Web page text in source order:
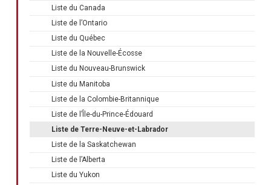
Liste du Canada
Liste de l’Ontario
Liste du Québec
Liste de la Nouvelle-Écosse
Liste du Nouveau-Brunswick
Liste du Manitoba
Liste de la Colombie-Britannique
Liste de l’Île-du-Prince-Édouard
Liste de Terre-Neuve-et-Labrador
Liste de la Saskatchewan
Liste de l’Alberta
Liste du Yukon